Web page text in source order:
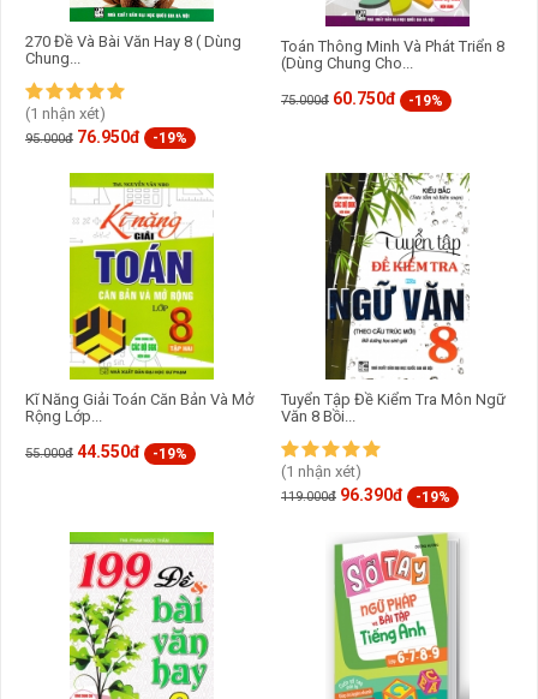
270 Đề Và Bài Văn Hay 8 ( Dùng
Chung...
(1 nhận xét)
95.000đ 76.950đ -19%
Toán Thông Minh Và Phát Triển 8
(Dùng Chung Cho...
75.000đ 60.750đ -19%
Kĩ Năng Giải Toán Căn Bản Và Mở
Rộng Lớp...
55.000đ 44.550đ -19%
Tuyển Tập Đề Kiểm Tra Môn Ngữ
Văn 8 Bồi...
(1 nhận xét)
119.000đ 96.390đ -19%